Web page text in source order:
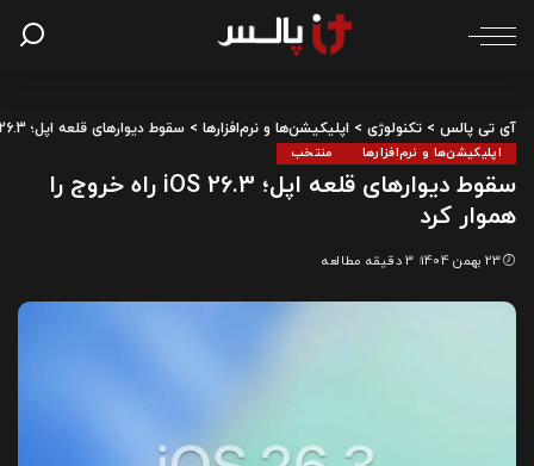
آی تی پالس > تکنولوژی > اپلیکیشن‌ها و نرم‌افزارها > سقوط دیوارهای قلعه اپل؛ iOS 26.3 راه خروج را هموار کرد
اپلیکیشن‌ها و نرم‌افزارها منتخب
سقوط دیوارهای قلعه اپل؛ iOS 26.3 راه خروج را
هموار کرد
23 بهمن 1404 3 دقیقه مطالعه